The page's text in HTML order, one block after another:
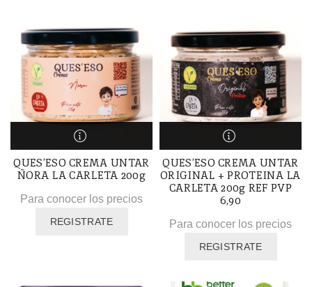
QUES’ESO CREMA UNTAR
ÑORA LA CARLETA 200g
Para conocer los precios
REGISTRATE
QUES’ESO CREMA UNTAR
ORIGINAL + PROTEINA LA
CARLETA 200g REF PVP
6,90
Para conocer los precios
REGISTRATE